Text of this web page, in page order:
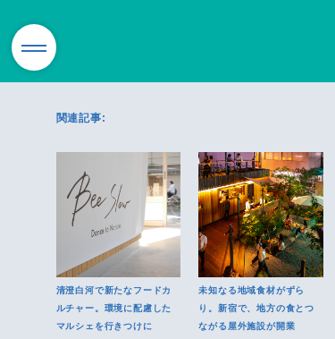
関連記事:
清澄白河で新たなフードカ
ルチャー。環境に配慮した
マルシェを行きつけに
未知なる地域食材がずら
り。新宿で、地方の食とつ
ながる屋外施設が開業